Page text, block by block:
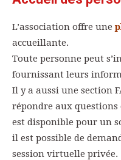
L’association offre une
accueillante.
Toute personne peut
fournissant leurs
Il y a aussi une section
répondre aux
est disponible pour un
il est possible de
session virtuelle privée.